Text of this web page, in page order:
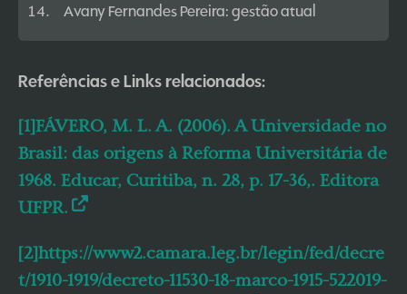
Avany Fernandes Pereira: gestão atual
Referências e Links relacionados:
[1]FÁVERO, M. L. A. (2006). A Universidade no
Brasil: das origens à Reforma Universitária de
1968. Educar, Curitiba, n. 28, p. 17-36,. Editora
UFPR.
[2]https://www2.camara.leg.br/legin/fed/decre
t/1910-1919/decreto-11530-18-marco-1915-522019-